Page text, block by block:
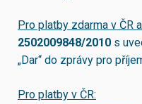
Pro platby zdarma v ČR
2502009848/2010 s
„Dar“ do zprávy pro
Pro platby v ČR: